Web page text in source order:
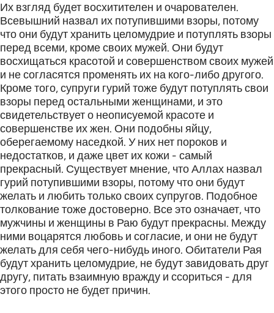
Их взгляд будет восхитителен и очарователен.
Всевышний назвал их потупившими взоры, потому
что они будут хранить целомудрие и потуплять взоры
перед всеми, кроме своих мужей. Они будут
восхищаться красотой и совершенством своих мужей
и не согласятся променять их на кого-либо другого.
Кроме того, супруги гурий тоже будут потуплять свои
взоры перед остальными женщинами, и это
свидетельствует о неописуемой красоте и
совершенстве их жен. Они подобны яйцу,
оберегаемому наседкой. У них нет пороков и
недостатков, и даже цвет их кожи - самый
прекрасный. Существует мнение, что Аллах назвал
гурий потупившими взоры, потому что они будут
желать и любить только своих супругов. Подобное
толкование тоже достоверно. Все это означает, что
мужчины и женщины в Раю будут прекрасны. Между
ними воцарятся любовь и согласие, и они не будут
желать для себя чего-нибудь иного. Обитатели Рая
будут хранить целомудрие, не будут завидовать друг
другу, питать взаимную вражду и ссориться - для
этого просто не будет причин.